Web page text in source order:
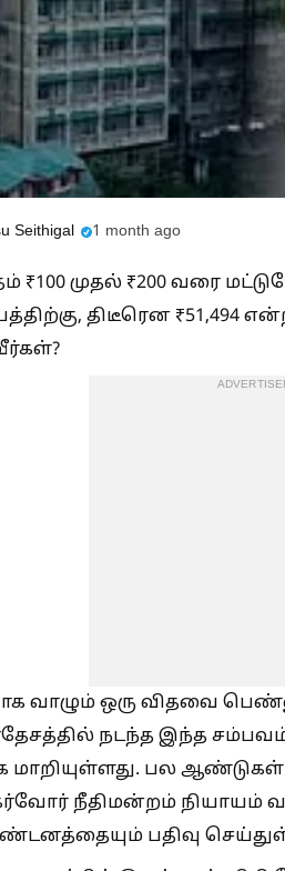
Seithigal 1 month ago
₹100 முதல் ₹200 வரை
திடீரென
வாழும் ஒரு விதவை
நடந்த இந்த சம்பவம்
மாறியுள்ளது. பல
நீதிமன்றம் நியாயம்
பதிவு